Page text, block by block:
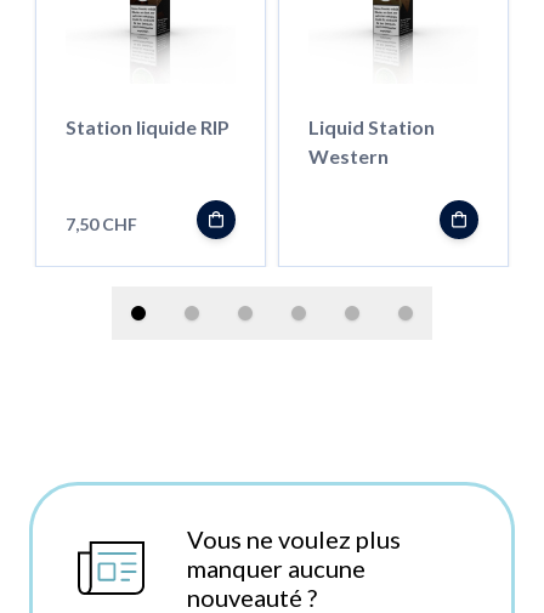
Station liquide RIP
7,50 CHF
Liquid Station
Western
Vous ne voulez plus
manquer aucune
nouveauté ?